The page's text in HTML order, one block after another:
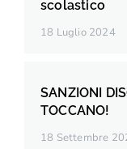
scolastico
18 Luglio 2024
SANZIONI
TOCCANO!
18 Settembre